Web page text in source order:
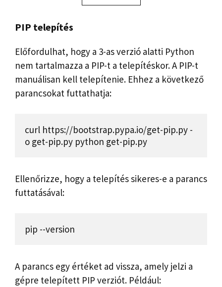
PIP telepítés
Előfordulhat, hogy a 3-as verzió alatti Python
nem tartalmazza a PIP-t a telepítéskor. A PIP-t
manuálisan kell telepítenie. Ehhez a következő
parancsokat futtathatja:
curl https://bootstrap.pypa.io/get-pip.py -
o get-pip.py python get-pip.py
Ellenőrizze, hogy a telepítés sikeres-e a parancs
futtatásával:
pip --version
A parancs egy értéket ad vissza, amely jelzi a
gépre telepített PIP verziót. Például: